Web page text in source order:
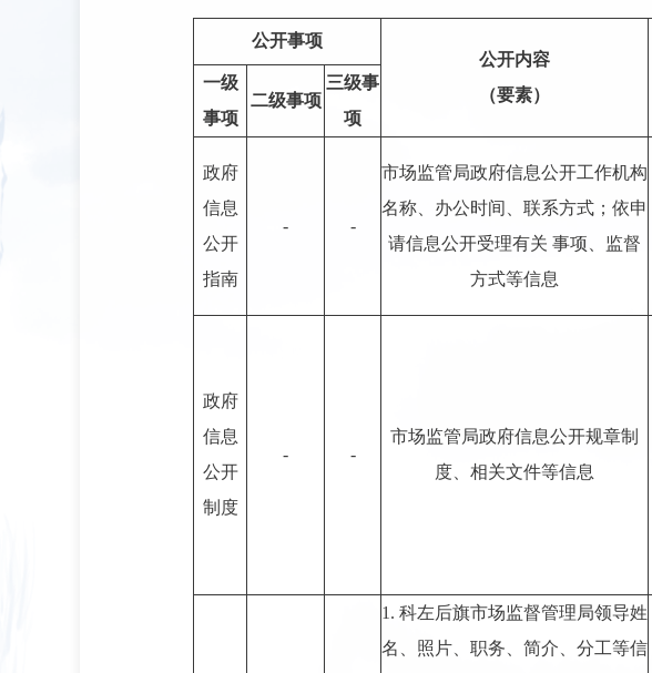
公开事项
公开内容
（要素）
一级
事项
二级事项
三级事
项
政府
信息
公开
指南
- -
市场监管局政府信息公开工作机构
名称、办公时间、联系方式；依申
请信息公开受理有关 事项、监督
方式等信息
政府
信息
公开
制度
- -
市场监管局政府信息公开规章制
度、相关文件等信息
1. 科左后旗市场监督管理局领导姓
名、照片、职务、简介、分工等信